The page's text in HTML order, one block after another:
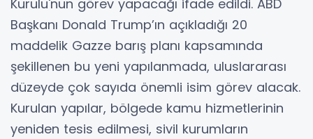
Kurulu'nun görev yapacağı ifade edildi. ABD
Başkanı Donald Trump’ın açıkladığı 20
maddelik Gazze barış planı kapsamında
şekillenen bu yeni yapılanmada, uluslararası
düzeyde çok sayıda önemli isim görev alacak.
Kurulan yapılar, bölgede kamu hizmetlerinin
yeniden tesis edilmesi, sivil kurumların